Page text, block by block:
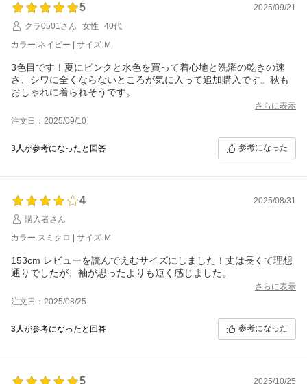
5
2025/09/21
クラ0501さん
女性
40代
カラー:ネイビー | サイズ:Ｍ
3色目です！夏にピンクと水色を買って着心地と洗濯の乾きの速
さ、シワに全くならないところが気に入って追加購入です。秋も
おしゃれに着られそうです。
さらに表示
注文日：2025/09/10
3人が参考になったと回答 参考になった
4
2025/08/31
購入者さん
カラー:スミクロ | サイズ:Ｍ
153cm レビューを読んでえむサイズにしました！丈は長くて理想
通りでしたが、袖が思ったよりも短く感じました。
さらに表示
注文日：2025/08/25
3人が参考になったと回答 参考になった
5 2025/10/25